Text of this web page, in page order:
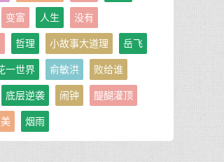
变富 人生 没有
哲理 小故事大道理 岳飞
一世界 俞敏洪 败给谁
底层逆袭 闹钟 醍醐灌顶
烟雨